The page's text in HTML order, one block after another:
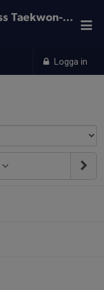
Logga in
Team Fighting & Fitness Taekwon-Do